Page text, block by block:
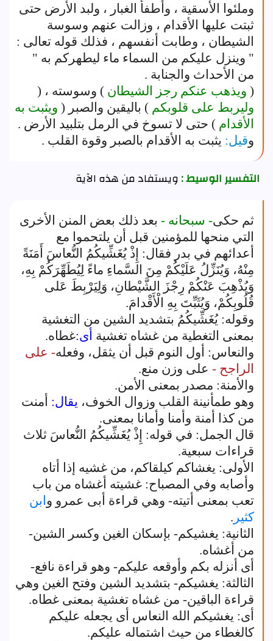
وملئوا الأسقية ، وأطفأ الغبار ، ولبد الأرض حتى
ثبتت عليها الأقدام ، وزالت عنهم وسوسة
الشيطان ، وطابت أنفسهم ، فذلك قوله تعالى :
" وينزل عليكم من السماء ماء ليطهركم به "
من الأحداث والجنابة .
( ويذهب عنكم رجز الشيطان ) وسوسته ، (
وليربط على قلوبكم ) باليقين والصبر ( ويثبت به
الأقدام ) حتى لا تسوخ في الرمل بتلبيد الأرض .
وقيل: يثبت به الأقدام بالصبر وقوة القلب .
التفسير الوسيط :ويستفاد من هذه الآية
ثم حكى- سبحانه - بعد ذلك بعض المنن الأخرى
التي منحها للمؤمنين قبل أن يلتحموا مع
أعدائهم في بدر فقال: إِذْ يُغَشِّيكُمُ النُّعاسَ أَمَنَةً
مِنْهُ، وَيُنَزِّلُ عَلَيْكُمْ مِنَ السَّماءِ ماءً لِيُطَهِّرَكُمْ بِهِ،
وَيُذْهِبَ عَنْكُمْ رِجْزَ الشَّيْطانِ، وَلِيَرْبِطَ عَلى
قُلُوبِكُمْ، وَيُثَبِّتَ بِهِ الْأَقْدامَ.
وقوله: يُغَشِّيكُمُ بتشديد الشين من التغشية
بمعنى التغطية من غشاه تغشية أى:غطاه.
والنعاس: أول النوم قبل أن يثقل، وفعله- على
الراجح - على وزن منع.
والأمنة: مصدر بمعنى الأمن.
وهو طمأنينة القلب وزوال الخوف، يقال: أمنت
من كذا أمنة وأمنا وأمانا بمعنى.
قال الجمل: في قوله: إِذْ يُغَشِّيكُمُ النُّعاسَ ثلاث
قراءات سبعية.
الأولى: يغشاكم كيلقاكم، من غشيه إذا أتاه
وأصابه وفي المصباح: غشيته أغشاه من باب
تعب بمعنى أتيته- وهي قراءة أبى عمرو و ابن
كثير .
الثانية: يغشيكم- بإسكان الغين وكسر الشين-
من أغشاه.
أى أنزله بكم وأوقعه عليكم- وهو قراءة نافع-
الثالثة: يغشيكم- بتشديد الشين وفتح الغين وهي
قراءة الباقين- من غشاه تغشية بمعنى غطاه.
أى: يغشيكم الله النعاس أى يجعله عليكم
كالغطاء من حيث اشتماله عليكم.